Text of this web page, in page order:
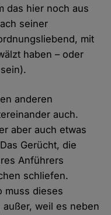
das hier noch aus
seiner
mit
haben – oder
anderen
auch.
aber auch etwas
Gerücht, die
Anführers
schliefen.
muss dieses
weil es neben